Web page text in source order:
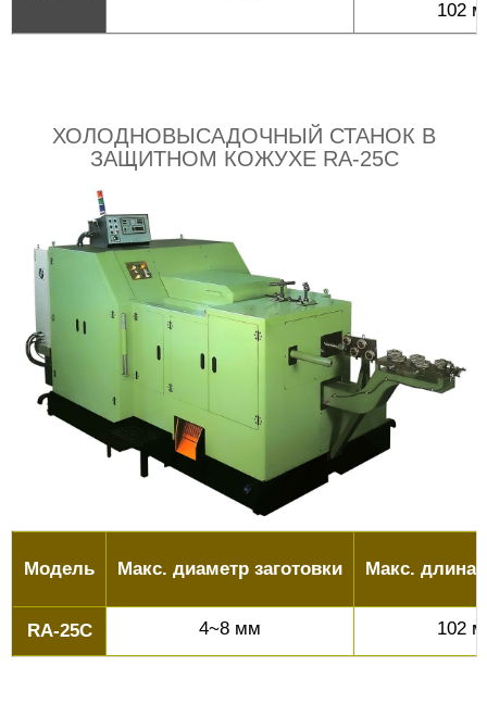
102
ХОЛОДНОВЫСАДОЧНЫЙ СТАНОК В
ЗАЩИТНОМ КОЖУХЕ RA-25C
Модель Макс. диаметр заготовки Макс. длина
RA-25C 4~8 мм 102